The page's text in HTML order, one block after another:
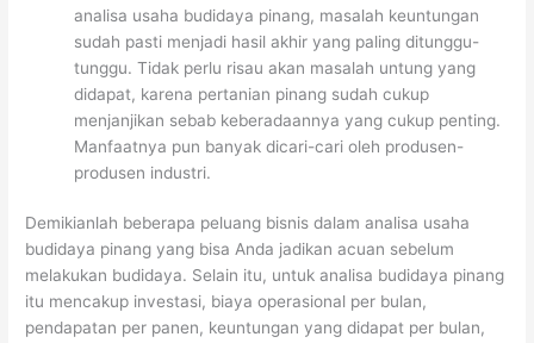
analisa usaha budidaya pinang, masalah keuntungan
sudah pasti menjadi hasil akhir yang paling ditunggu-
tunggu. Tidak perlu risau akan masalah untung yang
didapat, karena pertanian pinang sudah cukup
menjanjikan sebab keberadaannya yang cukup penting.
Manfaatnya pun banyak dicari-cari oleh produsen-
produsen industri.
Demikianlah beberapa peluang bisnis dalam analisa usaha
budidaya pinang yang bisa Anda jadikan acuan sebelum
melakukan budidaya. Selain itu, untuk analisa budidaya pinang
itu mencakup investasi, biaya operasional per bulan,
pendapatan per panen, keuntungan yang didapat per bulan,